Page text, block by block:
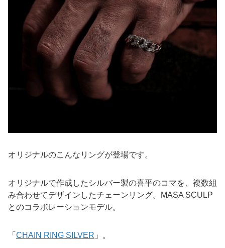
オリジナルのこんなリングが登場です。
オリジナルで作成したシルバー製の喜平のコマを、複数組
み合わせてデザインしたチェーンリング。MASA SCULP
とのコラボレーションモデル。
「 CHAIN RING SILVER 」。